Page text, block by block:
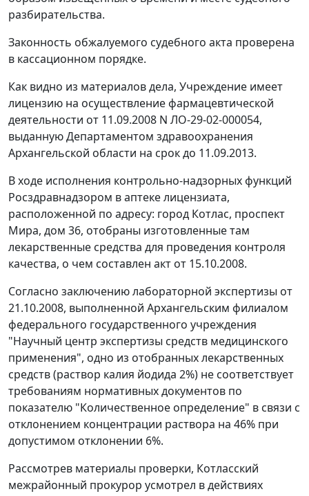
разбирательства.
Законность обжалуемого судебного акта проверена
в кассационном порядке.
Как видно из материалов дела, Учреждение имеет
лицензию на осуществление фармацевтической
деятельности от 11.09.2008 N ЛО-29-02-000054,
выданную Департаментом здравоохранения
Архангельской области на срок до 11.09.2013.
В ходе исполнения контрольно-надзорных функций
Росздравнадзором в аптеке лицензиата,
расположенной по адресу: город Котлас, проспект
Мира, дом 36, отобраны изготовленные там
лекарственные средства для проведения контроля
качества, о чем составлен акт от 15.10.2008.
Согласно заключению лабораторной экспертизы от
21.10.2008, выполненной Архангельским филиалом
федерального государственного учреждения
"Научный центр экспертизы средств медицинского
применения", одно из отобранных лекарственных
средств (раствор калия йодида 2%) не соответствует
требованиям нормативных документов по
показателю "Количественное определение" в связи с
отклонением концентрации раствора на 46% при
допустимом отклонении 6%.
Рассмотрев материалы проверки, Котласский
межрайонный прокурор усмотрел в действиях